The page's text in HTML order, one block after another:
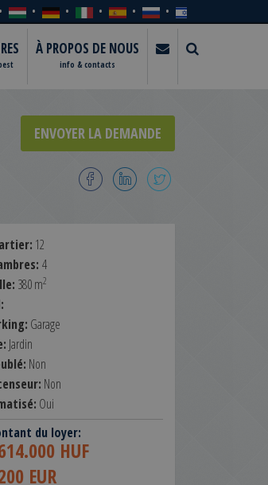
À PROPOS DE NOUS
info & contacts
ENVOYER LA DEMANDE
12
4
380 m2
Garage
Jardin
Non
Non
Oui
du loyer:
HUF
EUR